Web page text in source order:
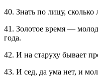
40. Знать по лицу, сколько
41. Золотое время —
года.
42. И на старуху бывает
43. И сед, да ума нет, и